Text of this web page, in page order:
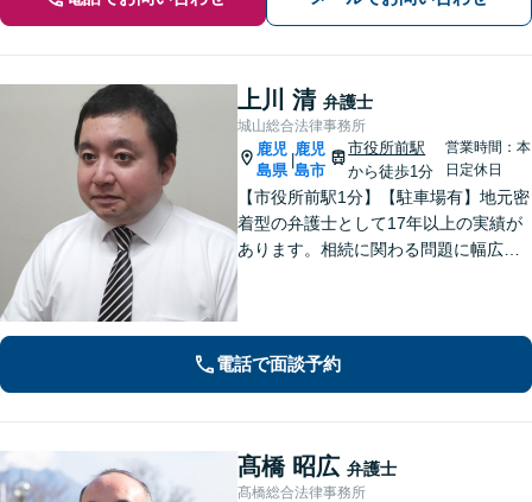
上川 清 弁護士
城山総合法律事務所
鹿児
島県
|
鹿児
島市
市役所前駅
から徒歩1分
営業時間：本
日定休日
【市役所前駅1分】【駐車場有】地元密
着型の弁護士として17年以上の実績が
あります。相続に関わる問題に幅広く
リングした適切な解決策をご提案。
電話で面談予約
髙橋 昭広 弁護士
髙橋総合法律事務所